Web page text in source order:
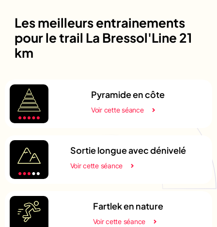
Les meilleurs entrainements
pour le trail La Bressol'Line 21
km
Pyramide en côte
Voir cette séance
Sortie longue avec dénivelé
Voir cette séance
Fartlek en nature
Voir cette séance